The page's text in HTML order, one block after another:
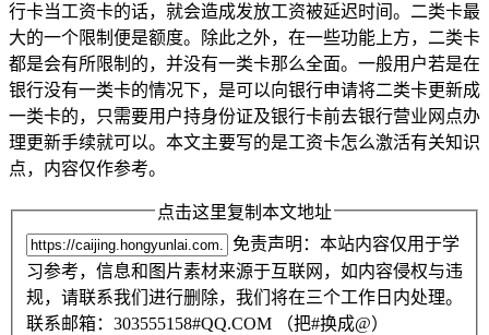
行卡当工资卡的话，就会造成发放工资被延迟时间。二类卡最
大的一个限制便是额度。除此之外，在一些功能上方，二类卡
都是会有所限制的，并没有一类卡那么全面。一般用户若是在
银行没有一类卡的情况下，是可以向银行申请将二类卡更新成
一类卡的，只需要用户持身份证及银行卡前去银行营业网点办
理更新手续就可以。本文主要写的是工资卡怎么激活有关知识
点，内容仅作参考。
点击这里复制本文地址
免责声明：本站内容仅用于学
习参考，信息和图片素材来源于互联网，如内容侵权与违
规，请联系我们进行删除，我们将在三个工作日内处理。
联系邮箱：303555158#QQ.COM （把#换成@）